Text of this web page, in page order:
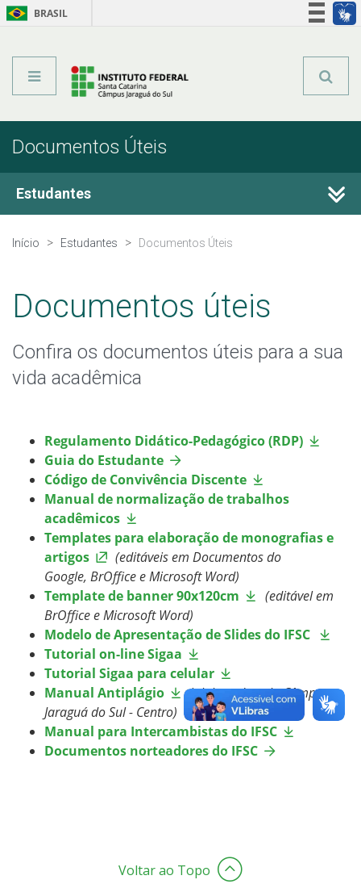
BRASIL
Documentos Úteis
Estudantes
Editais do Câmpus
Calendário Acadêmico
Registro Acadêmico
Coordenadoria Pedagógica
Horário dos Professores
Organização Estudantil
Oportunidades
Assistência Estudantil
Documentos Úteis
Bibliotecas
Sistemas Acadêmicos
Conectando Saberes
Início Estudantes Documentos Úteis
Documentos úteis
Confira os documentos úteis para a sua
vida acadêmica
Regulamento Didático-Pedagógico (RDP)
Guia do Estudante
Código de Convivência Discente
Manual de normalização de trabalhos
acadêmicos
Templates para elaboração de monografias e
artigos
(editáveis em Documentos do
Google, BrOffice e Microsoft Word)
Template de banner 90x120cm
(editável em
BrOffice e Microsoft Word)
Modelo de Apresentação de Slides do IFSC
Tutorial on-line Sigaa
Tutorial Sigaa para celular
Manual Antiplágio
(elaborado pelo Câmpus
Jaraguá do Sul - Centro)
Manual para Intercambistas do IFSC
Documentos norteadores do IFSC
Voltar ao Topo